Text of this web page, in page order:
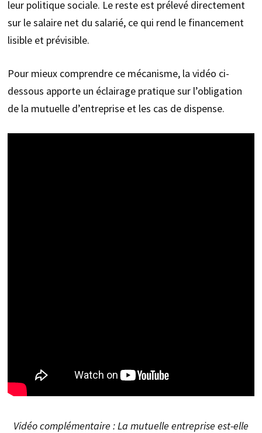
leur politique sociale. Le reste est prélevé directement
sur le salaire net du salarié, ce qui rend le financement
lisible et prévisible.
Pour mieux comprendre ce mécanisme, la vidéo ci-
dessous apporte un éclairage pratique sur l’obligation
de la mutuelle d’entreprise et les cas de dispense.
Vidéo complémentaire : La mutuelle entreprise est-elle